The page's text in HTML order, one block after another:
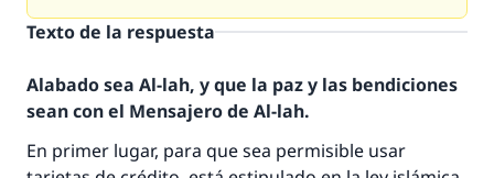
Texto de la respuesta
Alabado sea Al-lah, y que la paz y las bendiciones
sean con el Mensajero de Al-lah.
En primer lugar, para que sea permisible usar